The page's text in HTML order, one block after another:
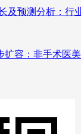
及预测分析：
容：非手术医